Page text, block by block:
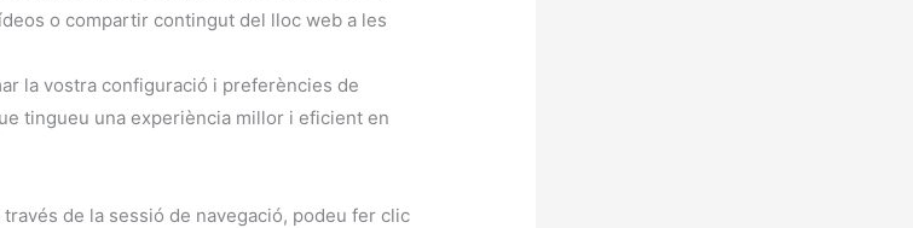
o compartir contingut del lloc web a les
la vostra configuració i preferències de
tingueu una experiència millor i eficient en
de la sessió de navegació, podeu fer clic